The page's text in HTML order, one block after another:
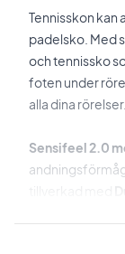
Tennisskon kan
padelsko. Med
och tennissko
foten under
alla dina rörelser.
Sensifeel 2.0